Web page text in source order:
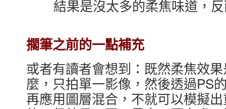
結果是沒太多的柔焦味道，
擱筆之前的一點補充
或者有讀者會想到：既然柔焦效
麼，只拍單一影像，然後透過PS
再應用圖層混合，不就可以模擬